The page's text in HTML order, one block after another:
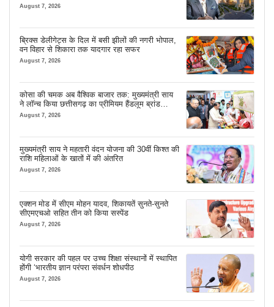
August 7, 2026
ब्रिक्स डेलीगेट्स के दिल में बसी झीलों की नगरी भोपाल,
वन विहार से शिकारा तक यादगार रहा सफर
August 7, 2026
कोसा की चमक अब वैश्विक बाजार तक: मुख्यमंत्री साय
ने लॉन्च किया छत्तीसगढ़ का प्रीमियम हैंडलूम ब्रांड
‘कोशल फैब’
August 7, 2026
मुख्यमंत्री साय ने महतारी वंदन योजना की 30वीं किश्त की
राशि महिलाओं के खातों में की अंतरित
August 7, 2026
एक्शन मोड में सीएम मोहन यादव, शिकायतें सुनते-सुनते
सीएमएचओ सहित तीन को किया सस्पेंड
August 7, 2026
योगी सरकार की पहल पर उच्च शिक्षा संस्थानों में स्थापित
होंगी ‘भारतीय ज्ञान परंपरा संवर्धन शोधपीठ
August 7, 2026